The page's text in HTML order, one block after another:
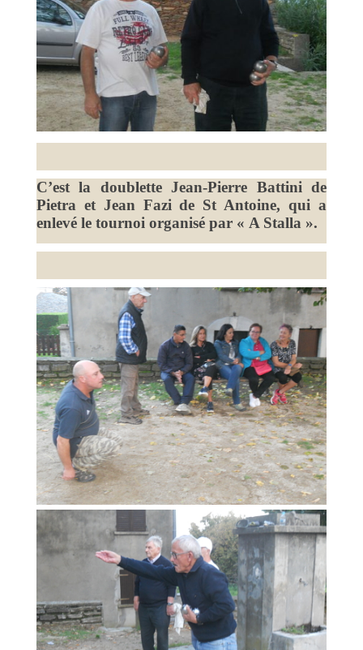
C’est la doublette Jean-Pierre Battini de
Pietra et Jean Fazi de St Antoine, qui a
enlevé le tournoi organisé par « A Stalla ».